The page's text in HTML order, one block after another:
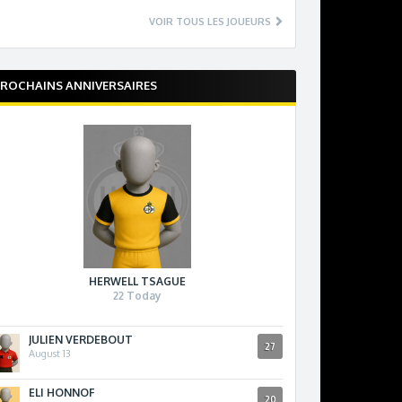
VOIR TOUS LES JOUEURS
ANNIVERSAIRES
HERWELL TSAGUE
22 Today
JULIEN VERDEBOUT 27
August 13
ELI HONNOF 20